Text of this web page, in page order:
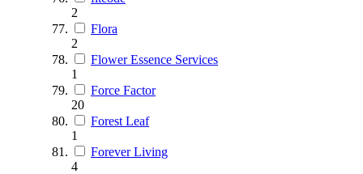
2
Flora
2
Flower Essence Services
1
Force Factor
20
Forest Leaf
1
Forever Living
4